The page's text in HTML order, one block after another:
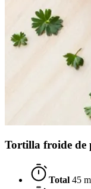
Tortilla froide de
Total 45